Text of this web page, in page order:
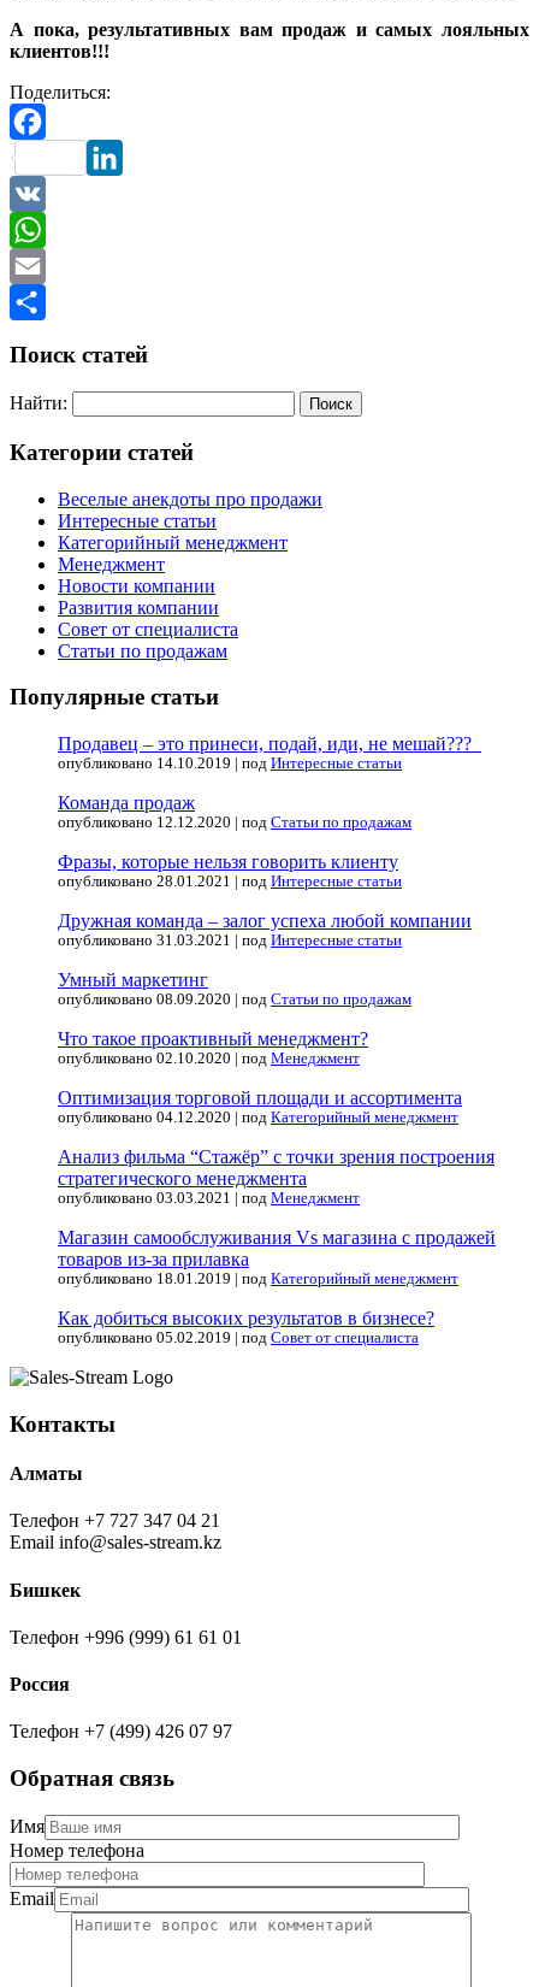
А пока, результативных вам продаж и самых лояльных
клиентов!!!
Поделиться:
Facebook
LinkedIn
VK
WhatsApp
Email
Поиск статей
Найти:
Категории статей
Веселые анекдоты про продажи
Интересные статьи
Категорийный менеджмент
Менеджмент
Новости компании
Развития компании
Совет от специалиста
Статьи по продажам
Популярные статьи
Продавец – это принеси, подай, иди, не мешай???
опубликовано 14.10.2019 под Интересные статьи
Команда продаж
опубликовано 12.12.2020 под Статьи по продажам
Фразы, которые нельзя говорить клиенту
опубликовано 28.01.2021 под Интересные статьи
Дружная команда – залог успеха любой компании
опубликовано 31.03.2021 под Интересные статьи
Умный маркетинг
опубликовано 08.09.2020 под Статьи по продажам
Что такое проактивный менеджмент?
опубликовано 02.10.2020 под Менеджмент
Оптимизация торговой площади и ассортимента
опубликовано 04.12.2020 под Категорийный менеджмент
Анализ фильма “Стажёр” с точки зрения построения
стратегического менеджмента
опубликовано 03.03.2021 под Менеджмент
Магазин самообслуживания Vs магазина с продажей
товаров из-за прилавка
опубликовано 18.01.2019 под Категорийный менеджмент
Как добиться высоких результатов в бизнесе?
опубликовано 05.02.2019 под Совет от специалиста
Контакты
Алматы
Телефон +7 727 347 04 21
Email info@sales-stream.kz
Бишкек
Телефон +996 (999) 61 61 01
Россия
Телефон +7 (499) 426 07 97
Обратная связь
Имя
Номер телефона
Email